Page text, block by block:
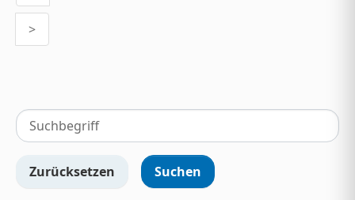
>
Zurücksetzen